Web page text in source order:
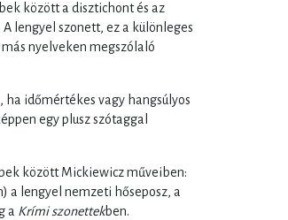
között a disztichont és az
lengyel szonett, ez a különleges
nyelveken megszólaló
időmértékes vagy hangsúlyos
egy plusz szótaggal
között Mickiewicz műveiben:
a lengyel nemzeti hőseposz, a
a Krími szonettekben.